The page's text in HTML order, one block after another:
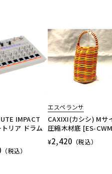
IMPACT
リア ドラム
（税込）
エスペランサ
CAXIXI(カシシ) Mサ
圧縮木材底 [ES-
¥2,420 （税込）